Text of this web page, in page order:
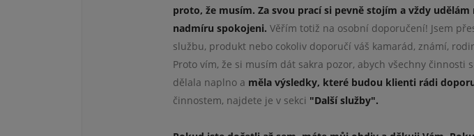
proto, že musím. Za svou prací si pevně stojím a vždy
nadmíru spokojeni. Věřím totiž na osobní doporučení! Jsem
službu, produkt nebo cokoliv doporučí váš kamarád, známí,
Proto vím, že si musím dát sakra pozor, abych všechny činnosti
dělala naplno a měla výsledky, které budou klienti rádi
činnostem, najdete je v sekci "Další služby".